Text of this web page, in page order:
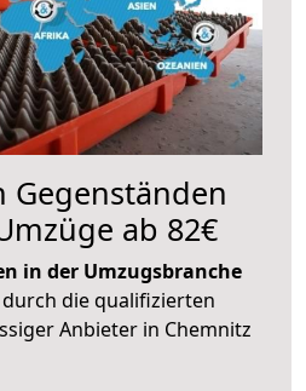
Gegenständen
ab 82€
in der Umzugsbranche
die qualifizierten
Anbieter in Chemnitz